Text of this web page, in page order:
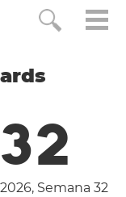
33
Semana 32